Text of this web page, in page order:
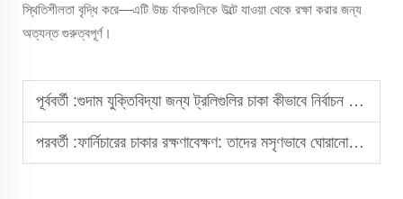
স্থিতিশীলতা বৃদ্ধি করে—এটি উচ্চ র্যাকগুলিকে উল্টে যাওয়া থেকে রক্ষা করার জন্য
অত্যন্ত গুরুত্বপূর্ণ।
পূর্ববর্তী :গুদাম যুক্তিবিদ্যা জন্য ট্রলিগুলির চাকা কীভাবে নির্বাচন করবেন
পরবর্তী :ফার্নিচারের চাকার রক্ষণাবেক্ষণ: তাদের মসৃণভাবে ঘোরানো চালিয়ে যাওয়া